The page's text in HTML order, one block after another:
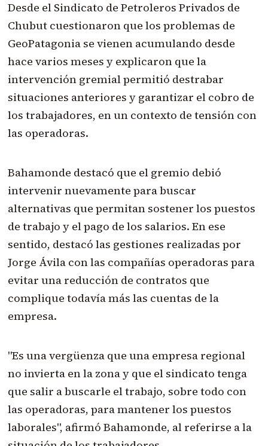
Desde el Sindicato de Petroleros Privados de
Chubut cuestionaron que los problemas de
GeoPatagonia se vienen acumulando desde
hace varios meses y explicaron que la
intervención gremial permitió destrabar
situaciones anteriores y garantizar el cobro de
los trabajadores, en un contexto de tensión con
las operadoras.
Bahamonde destacó que el gremio debió
intervenir nuevamente para buscar
alternativas que permitan sostener los puestos
de trabajo y el pago de los salarios. En ese
sentido, destacó las gestiones realizadas por
Jorge Ávila con las compañías operadoras para
evitar una reducción de contratos que
complique todavía más las cuentas de la
empresa.
"Es una vergüenza que una empresa regional
no invierta en la zona y que el sindicato tenga
que salir a buscarle el trabajo, sobre todo con
las operadoras, para mantener los puestos
laborales", afirmó Bahamonde, al referirse a la